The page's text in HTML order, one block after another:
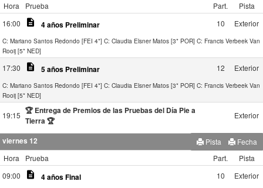
Hora
Prueba Part.
Pista
16:00
description 4 años Preliminar 10 Exterior
C: Mariano Santos Redondo [FEI 4*] C: Claudia Elsner Matos [3* POR] C: Francis Verbeek Van
Rooij [5* NED]
17:30 description 5 años Preliminar 12 Exterior
C: Mariano Santos Redondo [FEI 4*] C: Claudia Elsner Matos [3* POR] C: Francis Verbeek Van
Rooij [5* NED]
19:15 🏆 Entrega de Premios de las Pruebas del Día Pie a
Tierra 🏆
Exterior
viernes 12 Fecha
Pista
Hora
Prueba Part.
Pista
09:00
description 4 años Final 10 Exterior